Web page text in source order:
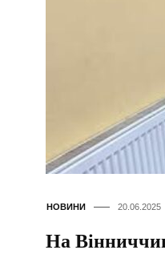
НОВИНИ 20.06.2025
На